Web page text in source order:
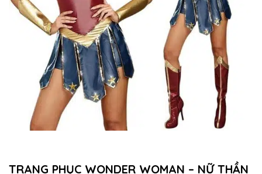
TRANG PHỤC WONDER WOMAN – NỮ THẦN